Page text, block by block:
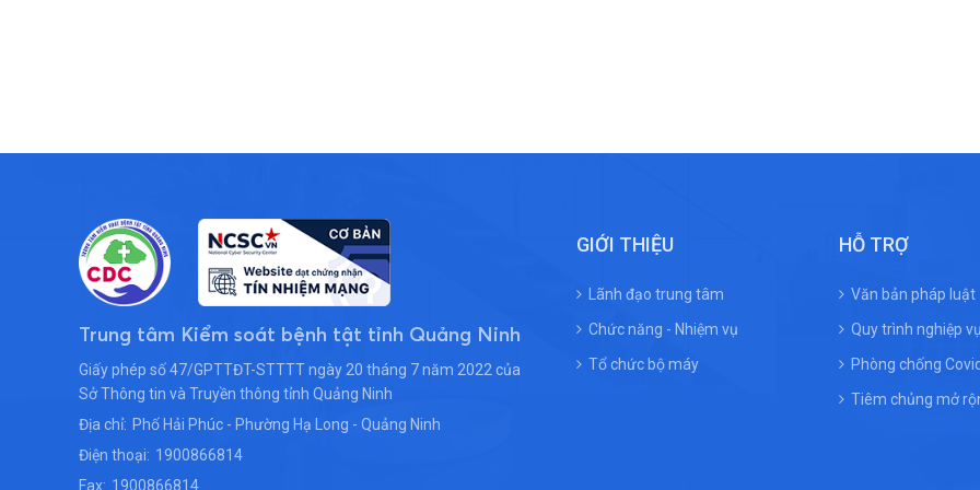
Trung tâm Kiểm soát bệnh tật tỉnh Quảng Ninh
Giấy phép số 47/GPTTĐT-STTTT ngày 20 tháng 7 năm 2022 của
Sở Thông tin và Truyền thông tỉnh Quảng Ninh
Địa chỉ: Phố Hải Phúc - Phường Hạ Long - Quảng Ninh
Điện thoại: 1900866814
Fax: 1900866814
GIỚI THIỆU
Lãnh đạo trung tâm
Chức năng - Nhiệm vụ
Tổ chức bộ máy
HỖ TRỢ
Văn bản pháp luật
Quy trình nghiệp vụ
Phòng chống
Tiêm chủng mở